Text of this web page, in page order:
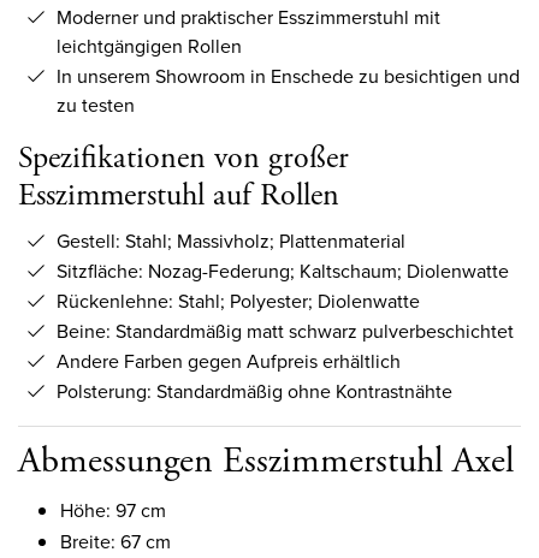
Moderner und praktischer Esszimmerstuhl mit
leichtgängigen Rollen
In unserem Showroom in Enschede zu besichtigen und
zu testen
Spezifikationen von großer
Esszimmerstuhl auf Rollen
Gestell: Stahl; Massivholz; Plattenmaterial
Sitzfläche: Nozag-Federung; Kaltschaum; Diolenwatte
Rückenlehne: Stahl; Polyester; Diolenwatte
Beine: Standardmäßig matt schwarz pulverbeschichtet
Andere Farben gegen Aufpreis erhältlich
Polsterung: Standardmäßig ohne Kontrastnähte
Abmessungen Esszimmerstuhl Axel
Höhe: 97 cm
Breite: 67 cm